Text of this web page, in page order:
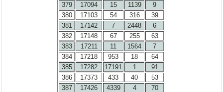
379
17094 15 1139
9
380
17103 54 316
39
381
17142 7 2448
6
382
17148 67 255
63
383
17211 11 1564
7
384
17218 953 18
64
385
17282 17191 1
91
386
17373 433 40
53
387
17426 4339 4
70